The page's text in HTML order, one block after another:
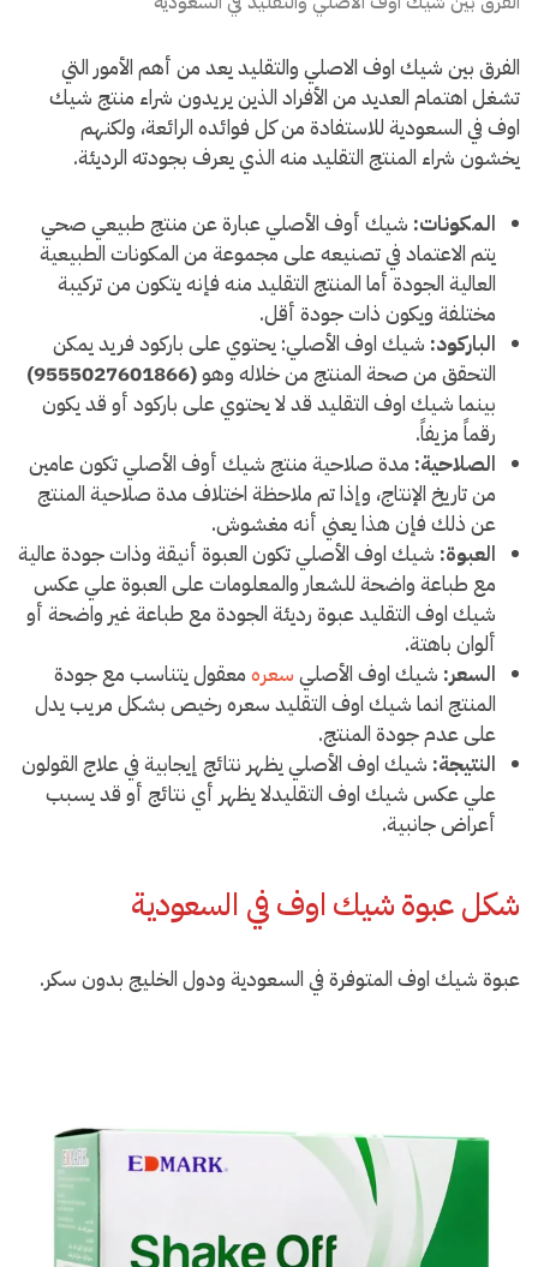
الفرق بين شيك اوف الاصلي والتقليد يعد من أهم الأمور التي
تشغل اهتمام العديد من الأفراد الذين يريدون شراء منتج شيك
اوف في السعودية للاستفادة من كل فوائده الرائعة، ولكنهم
يخشون شراء المنتج التقليد منه الذي يعرف بجودته الرديئة.
المكونات: شيك أوف الأصلي عبارة عن منتج طبيعي صحي
يتم الاعتماد في تصنيعه على مجموعة من المكونات الطبيعية
العالية الجودة أما المنتج التقليد منه فإنه يتكون من تركيبة
مختلفة ويكون ذات جودة أقل.
الباركود: شيك اوف الأصلي: يحتوي على باركود فريد يمكن
التحقق من صحة المنتج من خلاله وهو(9555027601866)
بينما شيك اوف التقليد قد لا يحتوي على باركود أو قد يكون
رقماً مزيفاً.
الصلاحية: مدة صلاحية منتج شيك أوف الأصلي تكون عامين
من تاريخ الإنتاج، وإذا تم ملاحظة اختلاف مدة صلاحية المنتج
عن ذلك فإن هذا يعني أنه مغشوش.
العبوة: شيك اوف الأصلي تكون العبوة أنيقة وذات جودة عالية
مع طباعة واضحة للشعار والمعلومات على العبوة علي عكس
شيك اوف التقليد عبوة رديئة الجودة مع طباعة غير واضحة أو
ألوان باهتة.
السعر: شيك اوف الأصلي سعره معقول يتناسب مع جودة
المنتج انما شيك اوف التقليد سعره رخيص بشكل مريب يدل
على عدم جودة المنتج.
النتيجة: شيك اوف الأصلي يظهر نتائج إيجابية في علاج القولون
علي عكس شيك اوف التقليدلا يظهر أي نتائج أو قد يسبب
أعراض جانبية.
شكل عبوة شيك اوف في السعودية
عبوة شيك اوف المتوفرة في السعودية ودول الخليج بدون سكر.